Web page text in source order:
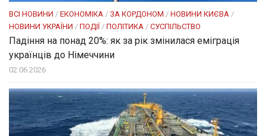
ВСІ НОВИНИ / ЕКОНОМІКА / ЗА КОРДОНОМ / НОВИНИ КИЄВА /
НОВИНИ УКРАЇНИ / ПОДІЇ / ПОЛІТИКА / СУСПІЛЬСТВО
Падіння на понад 20%: як за рік змінилася еміграція
українців до Німеччини
02.06.2026